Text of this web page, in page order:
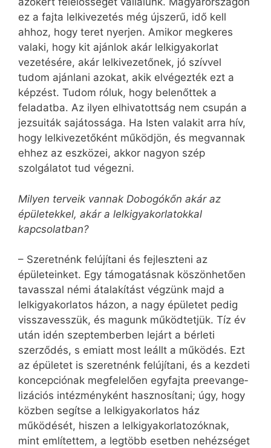
ez a fajta lel­ki­vezetés még újszerű, idő kell
ahhoz, hogy teret nyerjen. Amikor megkeres
valaki, hogy kit ajánlok akár lelkigyakorlat
vezetésére, akár lelkivezetőnek, jó szívvel
tudom ajánlani azokat, akik elvégezték ezt a
képzést. Tudom róluk, hogy belenőttek a
feladatba. Az ilyen elhivatottság nem csupán a
jezsuiták sajátossága. Ha Isten valakit arra hív,
hogy lelkivezetőként működjön, és megvannak
ehhez az eszközei, akkor nagyon szép
szolgálatot tud végezni.
Milyen terveik vannak Dobogókőn akár az
épületekkel, akár a lelkigyakorlatokkal
kapcsolatban?
– Szeretnénk felújítani és fejleszteni az
épületeinket. Egy támogatásnak köszönhetően
tavasszal némi átalakítást végzünk majd a
lelkigyakorlatos házon, a nagy épületet pedig
visszavesszük, és magunk működtetjük. Tíz év
után idén szeptemberben lejárt a bérleti
szerződés, s emiatt most leállt a működés. Ezt
az épületet is szeretnénk felújítani, és a kezdeti
koncepciónak megfelelően egyfajta preevan­ge­
lizációs intézményként hasznosítani; úgy, hogy
közben segítse a lelkigyakorlatos ház
működését, hiszen a lelkigyakorlatozóknak,
mint említettem, a legtöbb esetben nehézséget